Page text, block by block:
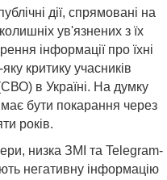
дії, спрямовані на
ув'язнених з їх
інформації про їхні
критику учасників
(СВО) в Україні. На думку
бути покарання через
років.
низка ЗМІ та Telegram-
негативну інформацію